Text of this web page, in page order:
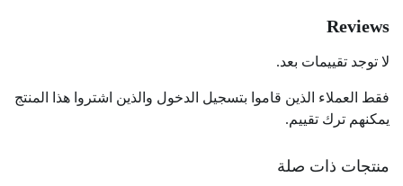
Reviews
لا توجد تقييمات بعد.
فقط العملاء الذين قاموا بتسجيل الدخول والذين اشتروا هذا المنتج
يمكنهم ترك تقييم.
منتجات ذات صلة